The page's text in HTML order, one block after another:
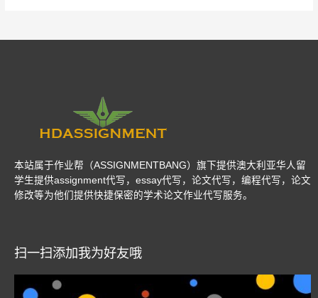
本站属于作业帮（ASSIGNMENTBANG）旗下提供澳大利亚华人留
学生提供assignment代写，essay代写，论文代写，编程代写，论文
修改等为他们提供快捷保密的学术论文作业代写服务。
扫一扫添加我为好友哦